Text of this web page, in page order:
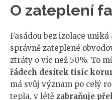
O zateplení
Fasádou bez izolace
správně zateplené
ztráty o víc než 50%. To
řádech desítek tisíc
má svůj význam po celý
tepla, v létě zabraňuje